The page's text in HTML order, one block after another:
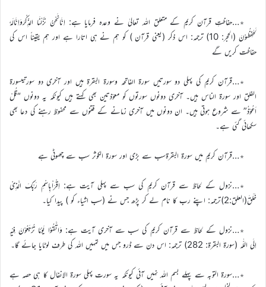
٭…حفاظتِ قرآن کریم کے متعلق اللہ تعالیٰ نے وعدہ فرمایا ہے: اِنَّانَحْنُ نَزَّلْنَا الذِّکْرَوَاِنَّالَہٗ
لَحٰفِظُوْنَ (الحجر: 10) ترجمہ: اس ذکر (یعنی قرآن ) کو ہم نے ہی اتارا ہے اور ہم یقیناً اس کی
حفاظت کریں گے
٭…قرآن کریم کی پہلی دو سورتیں سورۃ الفاتحہ وسورۃ البقرۃ ہیں اور آخری دو سورتیںسورۃ
الفلق اور سورۃ الناس ہیں۔ آخری دونوں سورتوں کو معوّذتین بھی کہتے ہیں کیونکہ یہ دونوں “قُلْ
اَعُوْذُ” سے شروع ہوتی ہیں۔ ان دونوں میں آخری زمانے کے فتنوں سے محفوظ رہنے کی دعا بھی
سکھائی گئی ہے۔
٭…قرآن کریم میں سورۃ البقرۃسب سے بڑی اور سورۃ الکوثر سب سے چھوٹی ہے
٭…نزول کے لحاظ سے قرآن کریم کی سب سے پہلی آیت ہے: اِقْرَاْبِاسْمِ رَبِّکَ الَّذِیْ
خَلَقَ(العلق:2)ترجمہ: اپنے رب کا نام لے کر پڑھ جس نے (سب اشیاء کو ) پیدا کیا۔
٭…نزول کے لحاظ سے قرآن کریم کی سب سے آخری آیت ہے: وَاتَّقُوْا یَوْمًا تُرْجَعُوْنَ فِیْہِ
اِلَی اللّٰہ (سورۃ البقرۃ: 282) ترجمہ: اس دن سے ڈرو جس میں تمہیں اللہ کی طرف لوٹایا جائے گا۔
٭…سورۃ التوبہ سے پہلے بسم اللہ نہیں آئی کیونکہ یہ سورت پہلی سورۃ الانفال کا ہی حصہ ہے